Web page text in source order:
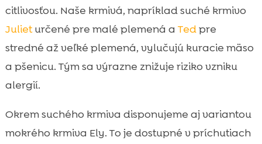
citlivosťou. Naše krmivá, napríklad suché krmivo
Julieturčené pre malé plemená a Tedpre
stredné až veľké plemená, vylučujú kuracie mäso
a pšenicu. Tým sa výrazne znižuje riziko vzniku
alergií.
Okrem suchého krmiva disponujeme aj variantou
mokrého krmiva Ely. To je dostupné v príchutiach